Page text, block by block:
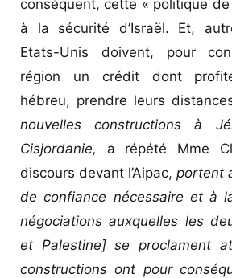
conséquent, cette « politique
à la sécurité d’Israël. Et,
Etats-Unis doivent, pour
région un crédit dont
hébreu, prendre leurs
nouvelles constructions à
Cisjordanie, a répété Mme
discours devant l’Aipac, portent
de confiance nécessaire et à
négociations auxquelles les
et Palestine] se proclament
constructions ont pour